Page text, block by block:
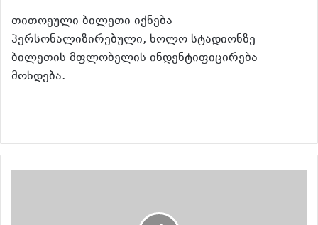
თითოეული ბილეთი იქნება
პერსონალიზირებული, ხოლო სტადიონზე
ბილეთის მფლობელის ინდენტიფიცირება
მოხდება.